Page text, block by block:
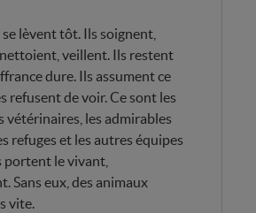
lèvent tôt. Ils soignent,
veillent. Ils restent
dure. Ils assument ce
refusent de voir. Ce sont les
vétérinaires, les admirables
refuges et les autres équipes
portent le vivant,
Sans eux, des animaux
vite.